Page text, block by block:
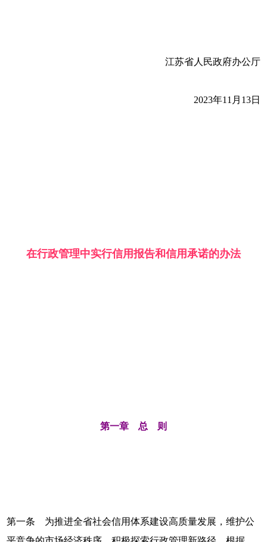
江苏省人民政府办公厅
2023年11月13日
在行政管理中实行信用报告和信用承诺的办法
第一章 总 则
第一条 为推进全省社会信用体系建设高质量发展，维护公